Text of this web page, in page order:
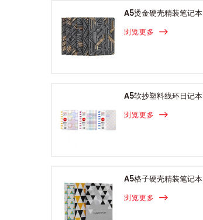
A5烫金硬壳精装笔记本
浏览更多
A5软抄塑料线环日记本
浏览更多
A5格子硬壳精装笔记本
浏览更多